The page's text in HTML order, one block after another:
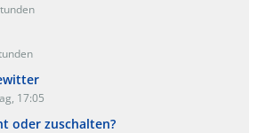
17:05
oder zuschalten?